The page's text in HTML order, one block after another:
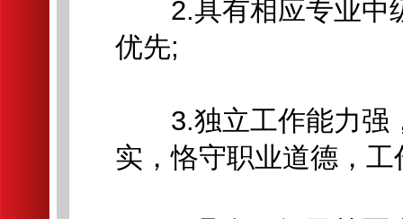
2.具有相应专业中
优先;
3.独立工作能力强
实，恪守职业道德，